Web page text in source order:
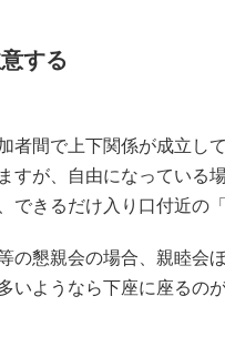
する
者間で上下関係が成立し
すが、自由になっている
できるだけ入り口付近の
の懇親会の場合、親睦会
いようなら下座に座るの